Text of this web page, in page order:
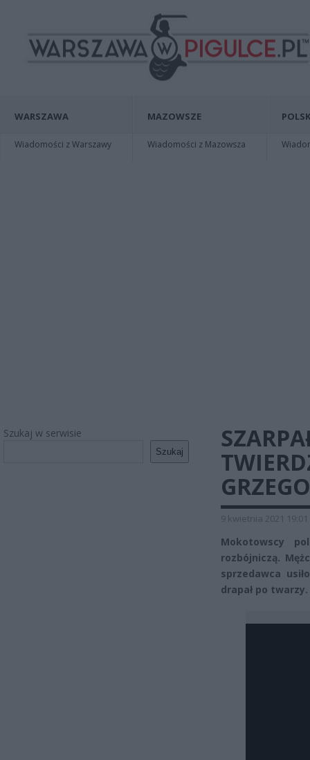
WARSZAWA
Wiadomości z Warszawy
MAZOWSZE
Wiadomości z Mazowsza
Szukaj w serwisie
Szukaj
9 kwietnia 2021 19:01
Mokotowscy
rozbójniczą.
sprzedawca
drapał po twarzy.